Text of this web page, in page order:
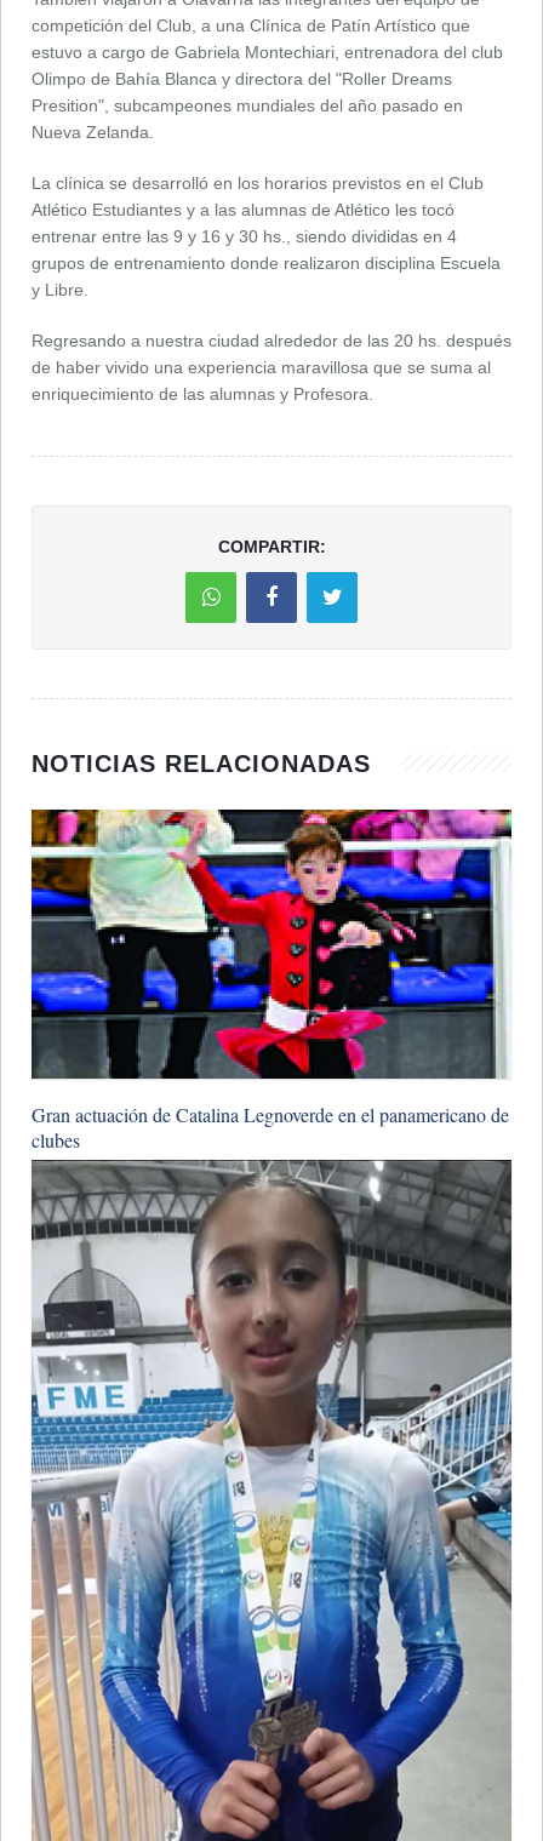
competición del Club, a una Clínica de Patín Artístico que
estuvo a cargo de Gabriela Montechiari, entrenadora del club
Olimpo de Bahía Blanca y directora del "Roller Dreams
Presition", subcampeones mundiales del año pasado en
Nueva Zelanda.
La clínica se desarrolló en los horarios previstos en el Club
Atlético Estudiantes y a las alumnas de Atlético les tocó
entrenar entre las 9 y 16 y 30 hs., siendo divididas en 4
grupos de entrenamiento donde realizaron disciplina Escuela
y Libre.
Regresando a nuestra ciudad alrededor de las 20 hs. después
de haber vivido una experiencia maravillosa que se suma al
enriquecimiento de las alumnas y Profesora.
COMPARTIR:
NOTICIAS RELACIONADAS
​Gran actuación de Catalina Legnoverde en el panamericano de
clubes